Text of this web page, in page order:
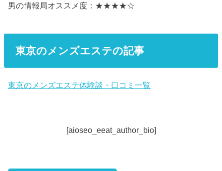
男の情報局オススメ度：★★★★☆
東京のメンズエステの記事
東京のメンズエステ体験談・口コミ一覧
[aioseo_eeat_author_bio]